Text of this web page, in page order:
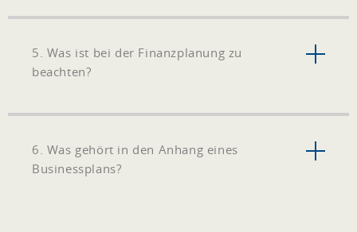
5. Was ist bei der Finanzplanung zu
beachten?
6. Was gehört in den Anhang eines
Businessplans?